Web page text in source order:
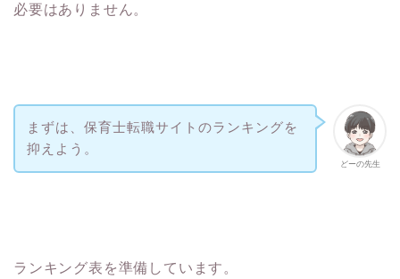
必要はありません。
どーの先生
まずは、保育士転職サイトのランキングを
抑えよう。
ランキング表を準備しています。